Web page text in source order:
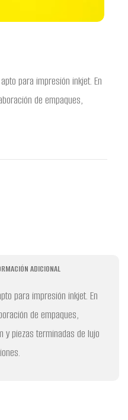
para impresión inkjet. En
de empaques,
ADICIONAL
para impresión inkjet. En
de empaques,
y piezas terminadas de lujo